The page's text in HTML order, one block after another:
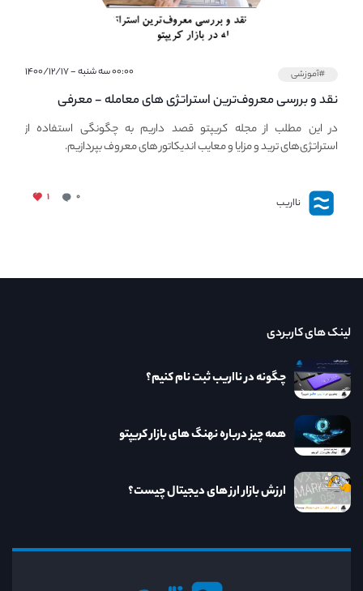
#آموزشی ۰۰:۰۰ سه شنبه - ۱۴۰۰/۱۲/۱۷
نقد و بررسی معروف‌ترین استراتژی های معامله - معرفی
استراتژی های مهم ترید در بازار کریپتو
در این مطلب از مجله کریپتو قصد داریم به چگونگی استفاده از
استراتژی‌های ترید و مزایا و معایب اندیکاتور های معروف بپردازیم.
نااریب ۰ ۱
لینک های کاربردی
چگونه در نااریب ثبت نام کنیم؟
همه چیز درباره نهنگ های بازار کریپتو
ارزش بازار ارز های دیجیتال چیست؟